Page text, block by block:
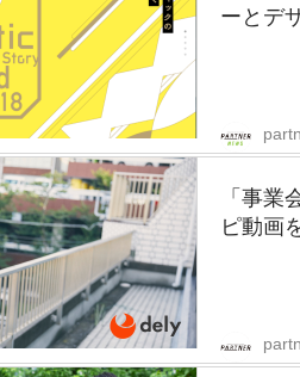
ーとデ
「事業
ピ動画